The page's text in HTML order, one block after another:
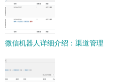
微信机器人详细介绍：渠道管理